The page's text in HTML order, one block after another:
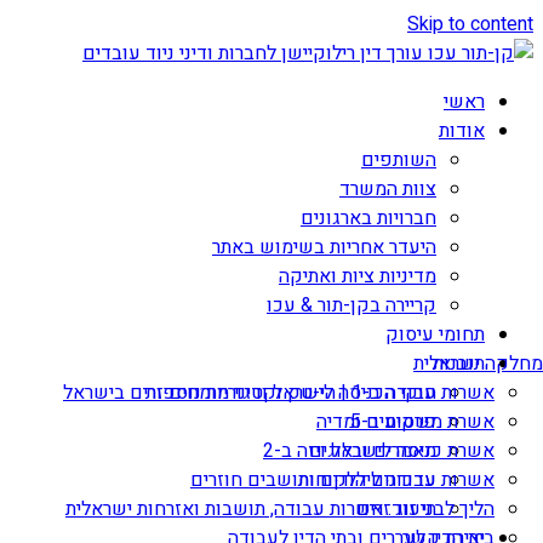
Skip to content
ראשי
אודות
השותפים
צוות המשרד
חברויות בארגונים
היעדר אחריות בשימוש באתר
מדיניות ציות ואתיקה
קריירה בקן-תור & עכו
תחומי עיסוק
מחלקה ישראלית
אשרות עבודה ב-1 | הי-טק וקטגוריות נוספות
אשרת משקיע ב-5
אשרת כניסה לישראל ויזה ב-2
אשרות עבודה ליהודים ותושבים חוזרים
הליך לבני זוג זרים
תובנות
חוקי הכניסה לישראל ודיני מומחים זרים בישראל
פרסומים ומדיה
מאמרים ובלוגים
עדכונים ללקוחות
תיעוד: אשרות עבודה, תושבות ואזרחות ישראלית